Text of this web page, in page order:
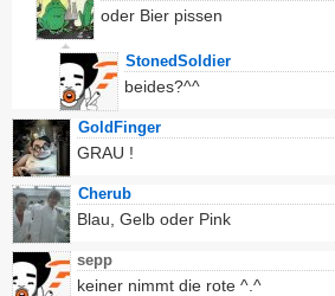
oder Bier pissen
StonedSoldier
beides?^^
GoldFinger
GRAU !
Cherub
Blau, Gelb oder Pink
sepp
keiner nimmt die rote ^.^